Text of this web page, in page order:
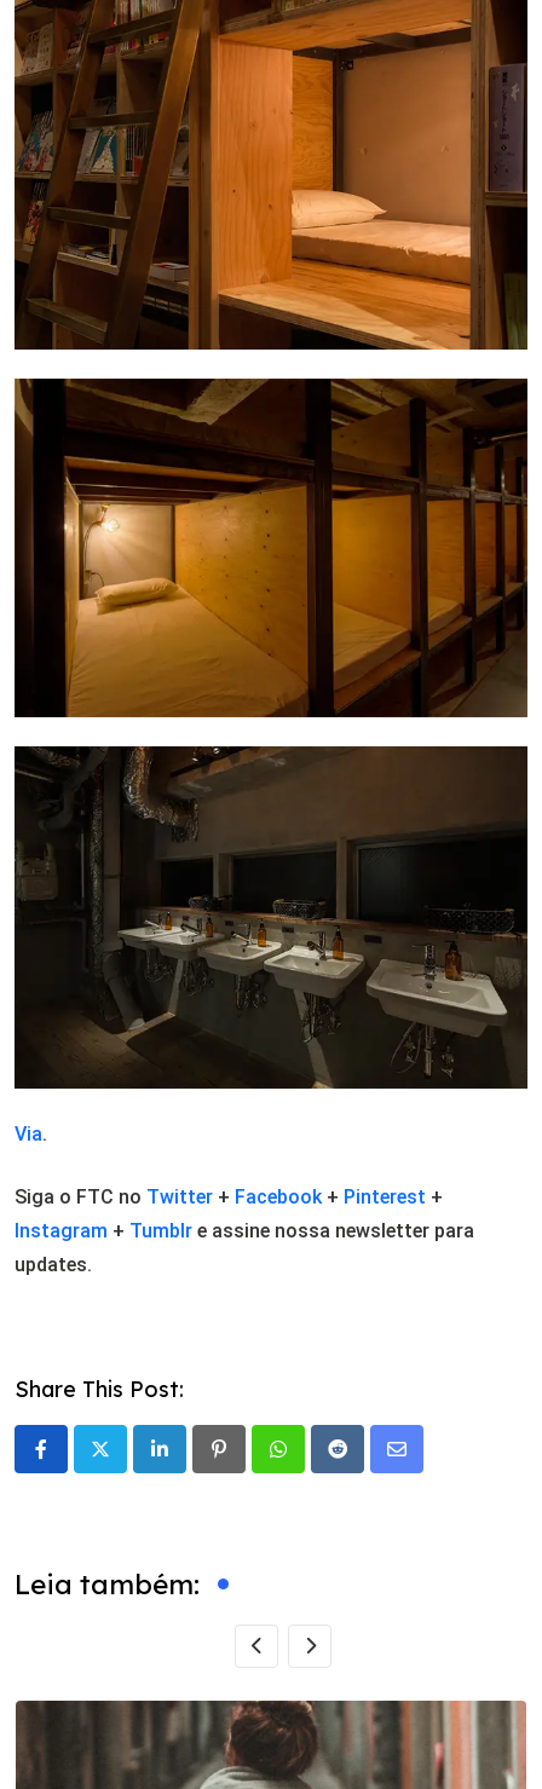
Via.
Siga o FTC no Twitter + Facebook+ Pinterest +
Instagram + Tumblr e assine nossa newsletter para
updates.
Share This Post:
LinkedIn PinterestWhatsappRedditShare
Leia também: